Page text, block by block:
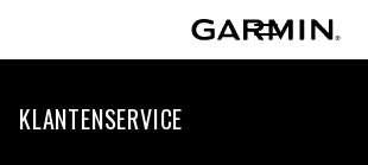
KLANTENSERVICE